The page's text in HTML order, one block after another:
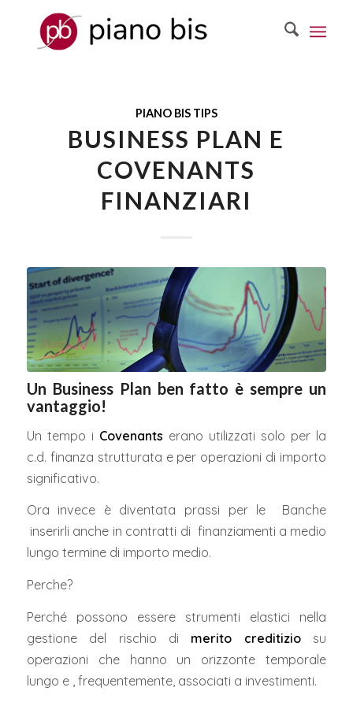
PIANO BIS TIPS
BUSINESS PLAN E
COVENANTS
FINANZIARI
Un Business Plan ben fatto è sempre un
vantaggio!
Un tempo i Covenants erano utilizzati solo per la
c.d. finanza strutturata e per operazioni di importo
significativo.
Ora invece è diventata prassi per le Banche
inserirli anche in contratti di finanziamenti a medio
lungo termine di importo medio.
Perche?
Perché possono essere strumenti elastici nella
gestione del rischio di merito creditiziosu
operazioni che hanno un orizzonte temporale
lungo e , frequentemente, associati a investimenti.